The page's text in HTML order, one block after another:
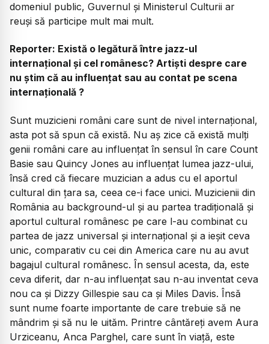
domeniul public, Guvernul și Ministerul Culturii ar
reuși să participe mult mai mult.
Reporter: Există o legătură între jazz-ul
internațional și cel românesc? Artiști despre care
nu știm că au influențat sau au contat pe scena
internațională ?
Sunt muzicieni români care sunt de nivel internațional,
asta pot să spun că există. Nu aș zice că există mulți
genii români care au influențat în sensul în care Count
Basie sau Quincy Jones au influențat lumea jazz-ului,
însă cred că fiecare muzician a adus cu el aportul
cultural din țara sa, ceea ce-i face unici. Muzicienii din
România au background-ul și au partea tradițională și
aportul cultural românesc pe care l-au combinat cu
partea de jazz universal și internațional și a ieșit ceva
unic, comparativ cu cei din America care nu au avut
bagajul cultural românesc. În sensul acesta, da, este
ceva diferit, dar n-au influențat sau n-au inventat ceva
nou ca și Dizzy Gillespie sau ca și Miles Davis. Însă
sunt nume foarte importante de care trebuie să ne
mândrim și să nu le uităm. Printre cântăreți avem Aura
Urziceanu, Anca Parghel, care sunt în viață, este